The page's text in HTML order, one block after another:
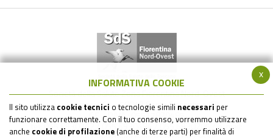
Società della Salute Zona Fiorentina Nord-Ovest
via Gramsci 561 - 50019 Sesto Fiorentino (FI)
C.F. - P.IVA : 05517820485
tel: 055 6930242 / 055 6930484 / 055 6930205 / e-mail:
x
INFORMATIVA COOKIE
Il sito utilizza cookie tecnici o tecnologie simili necessari per
funzionare correttamente. Con il tuo consenso, vorremmo utilizzare
anche cookie di profilazione (anche di terze parti) per finalità di